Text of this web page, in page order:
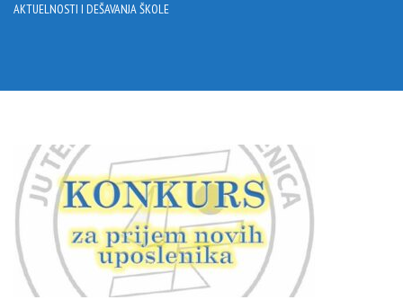
AKTUELNOSTI I DEŠAVANJA ŠKOLE